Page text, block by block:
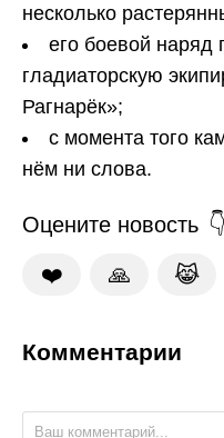
несколько
его боевой наряд
гладиаторскую
Рагнарёк»;
с момента того
нём ни слова.
Оцените новость
❤️ 🙏 😹
Комментарии